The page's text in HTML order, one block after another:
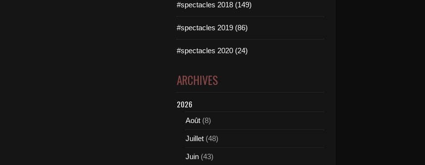
#spectacles 2018 (149)
#spectacles 2019 (86)
#spectacles 2020 (24)
ARCHIVES
2026
Août (8)
Juillet (48)
Juin (43)